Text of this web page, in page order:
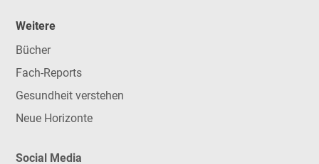
Weitere
Bücher
Fach-Reports
Gesundheit verstehen
Neue Horizonte
Social Media